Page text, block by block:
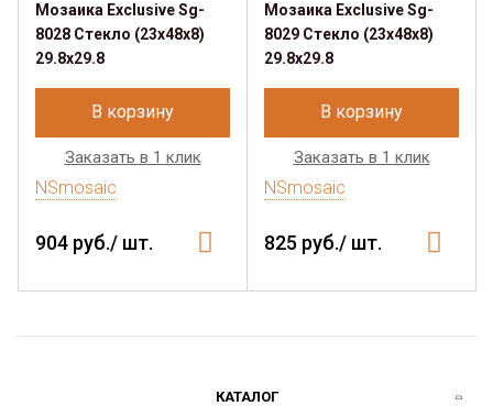
Мозаика Exclusive Sg-
8028 Стекло (23х48х8)
29.8x29.8
В корзину
Заказать в 1 клик
NSmosaic
904 руб./ шт.
Мозаика Exclusive Sg-
8029 Стекло (23х48х8)
29.8x29.8
В корзину
Заказать в 1 клик
NSmosaic
825 руб./ шт.
КАТАЛОГ